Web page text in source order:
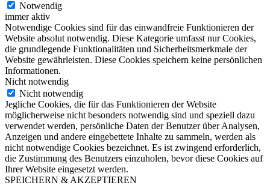
Notwendig
immer aktiv
Notwendige Cookies sind für das einwandfreie Funktionieren der
Website absolut notwendig. Diese Kategorie umfasst nur Cookies,
die grundlegende Funktionalitäten und Sicherheitsmerkmale der
Website gewährleisten. Diese Cookies speichern keine persönlichen
Informationen.
Nicht notwendig
Nicht notwendig
Jegliche Cookies, die für das Funktionieren der Website
möglicherweise nicht besonders notwendig sind und speziell dazu
verwendet werden, persönliche Daten der Benutzer über Analysen,
Anzeigen und andere eingebettete Inhalte zu sammeln, werden als
nicht notwendige Cookies bezeichnet. Es ist zwingend erforderlich,
die Zustimmung des Benutzers einzuholen, bevor diese Cookies auf
Ihrer Website eingesetzt werden.
SPEICHERN & AKZEPTIEREN